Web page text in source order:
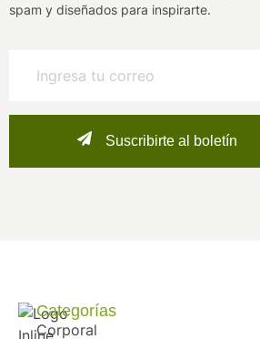
spam y diseñados para inspirarte.
Suscribirte al boletín
Categorías
Corporal